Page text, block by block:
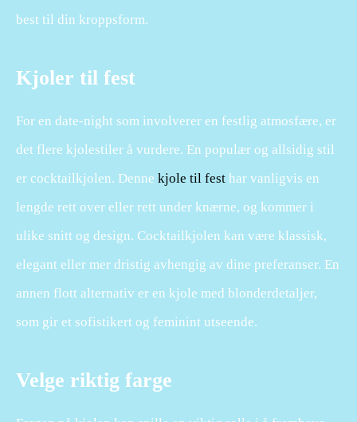
best til din kroppsform.
Kjoler til fest
For en date-night som involverer en festlig atmosfære, er
det flere kjolestiler å vurdere. En populær og allsidig stil
er cocktailkjolen. Denne kjole til fest har vanligvis en
lengde rett over eller rett under knærne, og kommer i
ulike snitt og design. Cocktailkjolen kan være klassisk,
elegant eller mer dristig avhengig av dine preferanser. En
annen flott alternativ er en kjole med blonderdetaljer,
som gir et sofistikert og feminint utseende.
Velge riktig farge